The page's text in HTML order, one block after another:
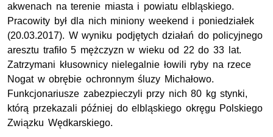
akwenach na terenie miasta i powiatu elbląskiego.
Pracowity był dla nich miniony weekend i poniedziałek
(20.03.2017). W wyniku podjętych działań do policyjnego
aresztu trafiło 5 mężczyzn w wieku od 22 do 33 lat.
Zatrzymani kłusownicy nielegalnie łowili ryby na rzece
Nogat w obrębie ochronnym śluzy Michałowo.
Funkcjonariusze zabezpieczyli przy nich 80 kg stynki,
którą przekazali później do elbląskiego okręgu Polskiego
Związku Wędkarskiego.